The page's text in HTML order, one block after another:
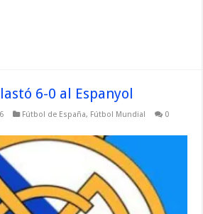
6-0 al Espanyol
Fútbol de España, Fútbol Mundial
0